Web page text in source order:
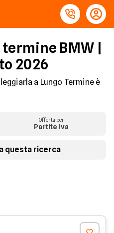
BMW |
2026
a Lungo Termine è
scegli il
pensieri grazie ad un
assicurazione,
stradale.
di noleggio esclusive
gratuito e senza
e trova la tua
la formula di noleggio
oppuresenza anticipo.
Offerta per
Partite Iva
questa ricerca